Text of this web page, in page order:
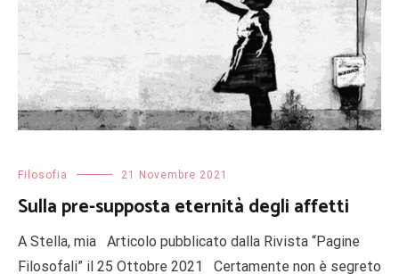
Filosofia 21 Novembre 2021
Sulla pre-supposta eternità degli affetti
A Stella, mia Articolo pubblicato dalla Rivista “Pagine
Filosofali” il 25 Ottobre 2021 Certamente non è segreto